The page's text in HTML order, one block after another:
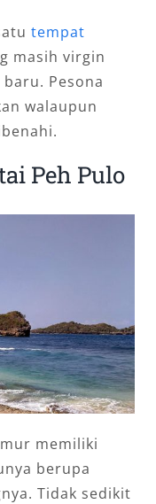
tempat
masih virgin
Pesona
walaupun
Peh Pulo
memiliki
berupa
Tidak sedikit